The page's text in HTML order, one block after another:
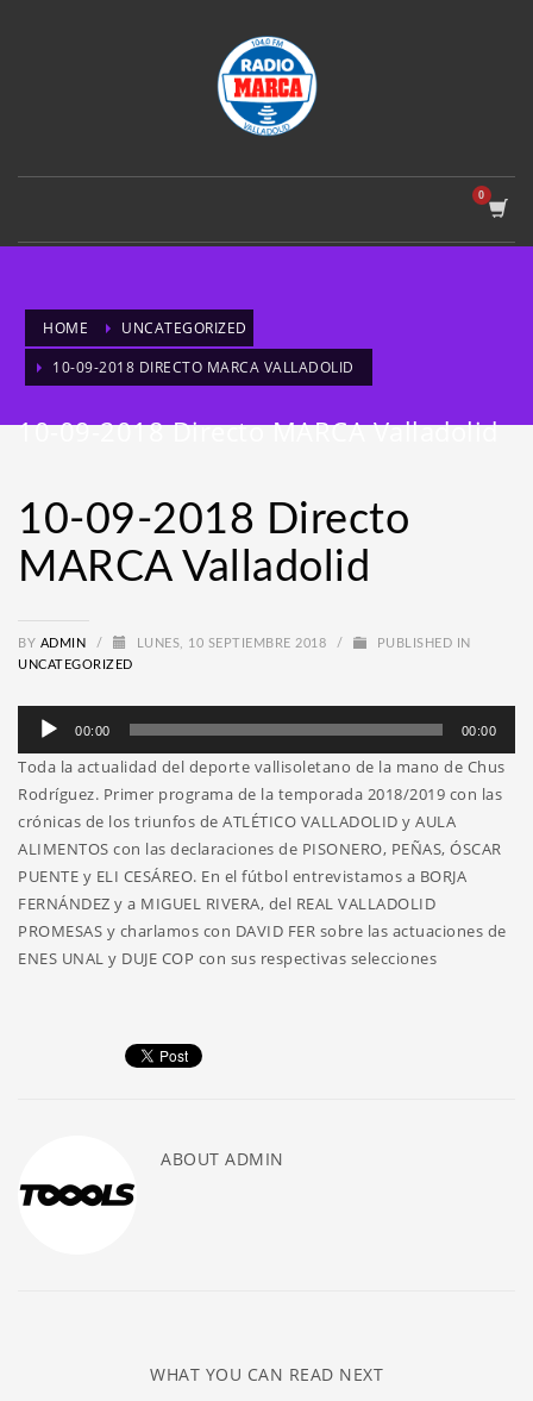
HOME
UNCATEGORIZED
10-09-2018 DIRECTO MARCA VALLADOLID
10-09-2018 Directo MARCA Valladolid
10-09-2018 Directo
MARCA Valladolid
BY ADMIN / LUNES, 10 SEPTIEMBRE 2018 /
PUBLISHED IN
UNCATEGORIZED
Reproductor
audio
00:00 00:00
Toda la actualidad del deporte vallisoletano de la mano de Chus
Rodríguez. Primer programa de la temporada 2018/2019 con las
crónicas de los triunfos de ATLÉTICO VALLADOLID y AULA
ALIMENTOS con las declaraciones de PISONERO, PEÑAS, ÓSCAR
PUENTE y ELI CESÁREO. En el fútbol entrevistamos a BORJA
FERNÁNDEZ y a MIGUEL RIVERA, del REAL VALLADOLID
PROMESAS y charlamos con DAVID FER sobre las actuaciones de
ENES UNAL y DUJE COP con sus respectivas selecciones
ABOUT ADMIN
WHAT YOU CAN READ NEXT